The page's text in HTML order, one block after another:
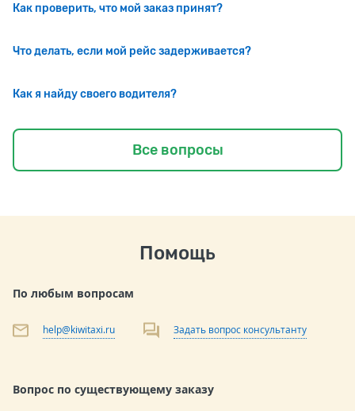
Как проверить, что мой заказ принят?
Что делать, если мой рейс задерживается?
Как я найду своего водителя?
Все вопросы
Помощь
По любым вопросам
help@kiwitaxi.ru Задать вопрос консультанту
Вопрос по существующему заказу